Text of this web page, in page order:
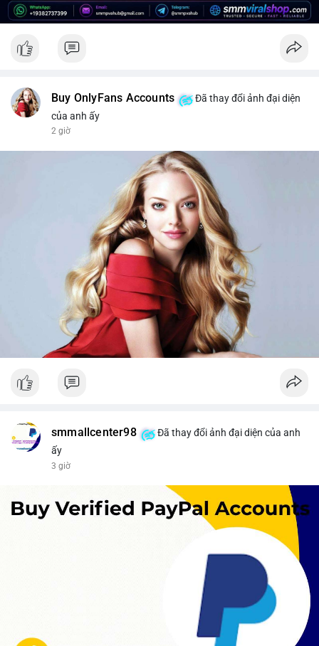
#phanphoisangiaodich
Buy OnlyFans Accounts
Đã thay đổi ảnh đại diện
của anh ấy
2 giờ
smmallcenter98
Đã thay đổi ảnh đại diện của anh
ấy
3 giờ